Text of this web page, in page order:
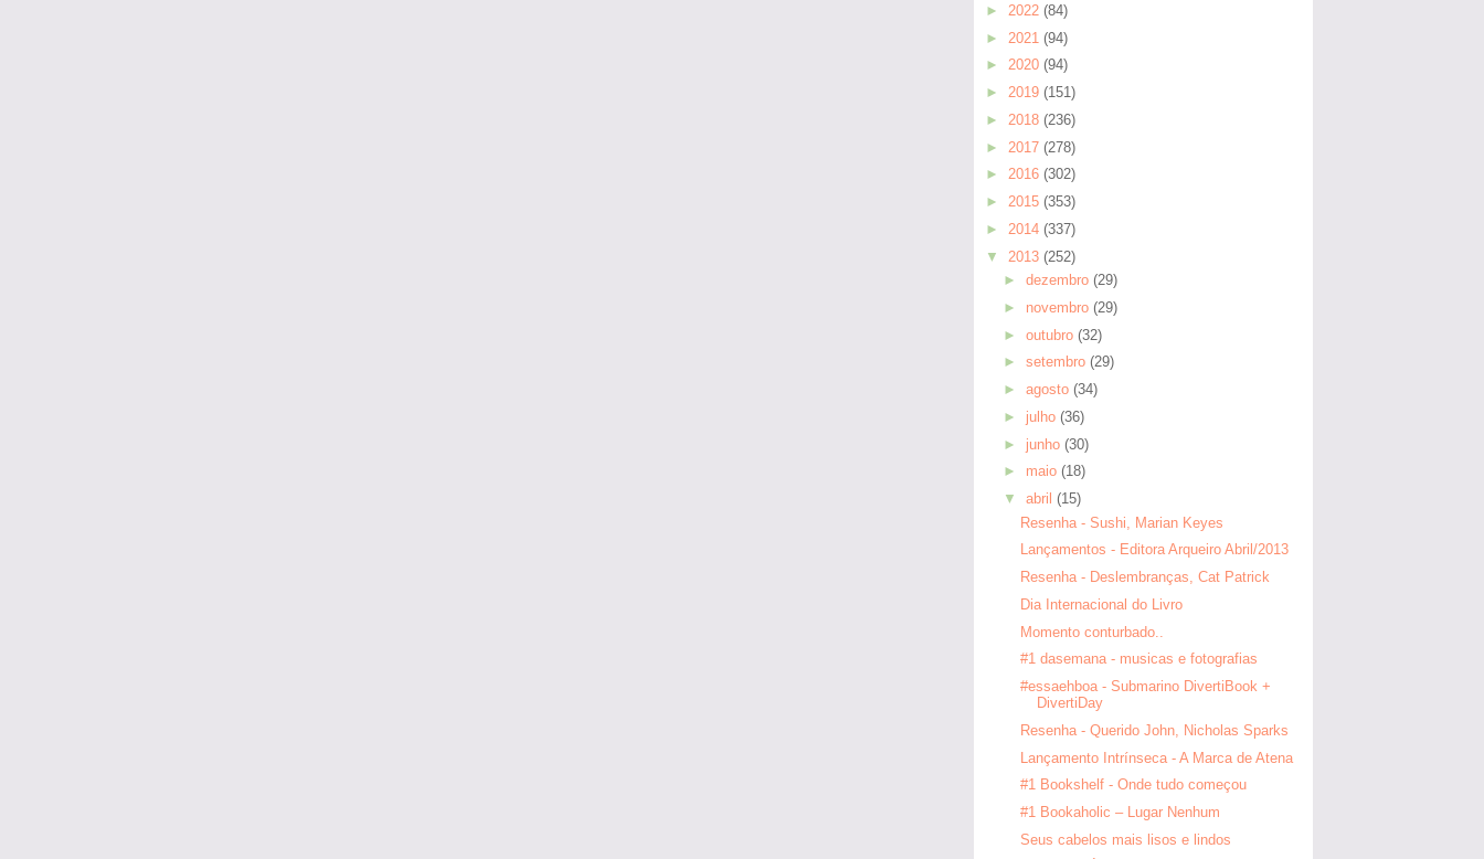
► 2022 (84)
► 2021 (94)
► 2020 (94)
► 2019 (151)
► 2018 (236)
► 2017 (278)
► 2016 (302)
► 2015 (353)
► 2014 (337)
▼
2013 (252)
► dezembro (29)
► novembro (29)
► outubro (32)
► setembro (29)
► agosto (34)
► julho (36)
► junho (30)
► maio (18)
▼
abril (15)
Resenha - Sushi, Marian Keyes
Lançamentos - Editora Arqueiro Abril/2013
Resenha - Deslembranças, Cat Patrick
Dia Internacional do Livro
Momento conturbado..
#1 dasemana - musicas e fotografias
#essaehboa - Submarino DivertiBook +
DivertiDay
Resenha - Querido John, Nicholas Sparks
Lançamento Intrínseca - A Marca de Atena
#1 Bookshelf - Onde tudo começou
#1 Bookaholic – Lugar Nenhum
Seus cabelos mais lisos e lindos